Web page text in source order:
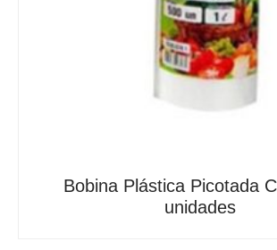
Bobina Plástica Picotada
unidades